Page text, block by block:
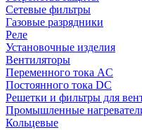
Сетевые фильтры
Газовые разрядники
Реле
Установочные изделия
Вентиляторы
Переменного тока AC
Постоянного тока DC
Решетки и фильтры для
Промышленные
Кольцевые